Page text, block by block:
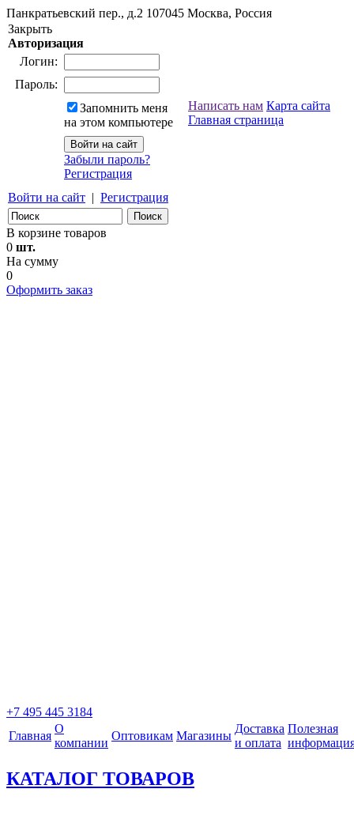
Панкратьевский пер., д.2 107045 Москва, Россия
Закрыть
Авторизация
Логин:
Пароль:
Запомнить меня
на этом компьютере
Забыли пароль?
Регистрация
Войти на сайт | Регистрация
Написать нам Карта сайта
Главная страница
В корзине товаров
0 шт.
На сумму
0
Оформить заказ
+7 495 445 3184
Главная
О
компании
Оптовикам Магазины
Доставка
и оплата
Полезная
КАТАЛОГ ТОВАРОВ